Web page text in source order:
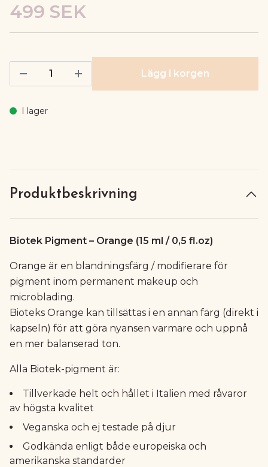
499 SEK
Lägg i korgen
I lager
Produktbeskrivning
Biotek Pigment – Orange (15 ml / 0,5 fl.oz)
Orange är en blandningsfärg / modifierare för
pigment inom permanent makeup och
microblading.
Bioteks Orange kan tillsättas i en annan färg (direkt i
kapseln) för att göra nyansen varmare och uppnå
en mer balanserad ton.
Alla Biotek-pigment är:
Tillverkade helt och hållet i Italien med råvaror
av högsta kvalitet
Veganska och ej testade på djur
Godkända enligt både europeiska och
amerikanska standarder